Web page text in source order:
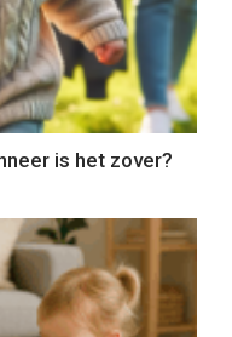
is het zover?